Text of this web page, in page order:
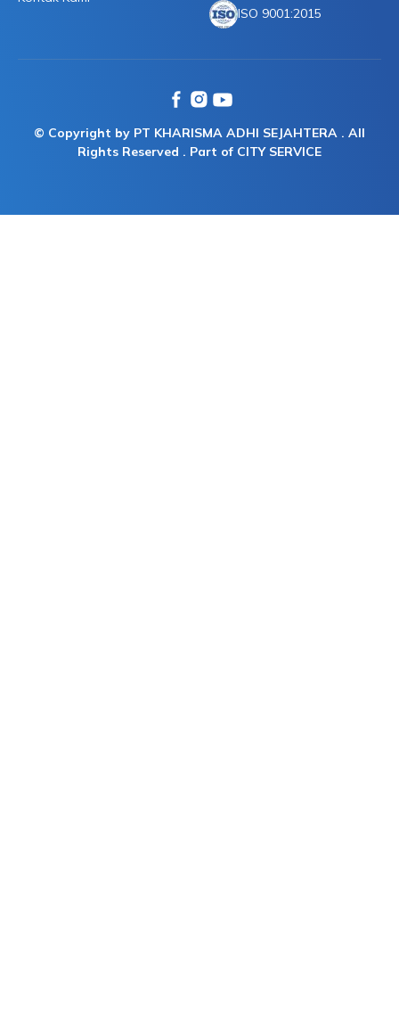
ISO 9001:2015
© Copyright by PT KHARISMA ADHI SEJAHTERA . All
Rights Reserved . Part of CITY SERVICE